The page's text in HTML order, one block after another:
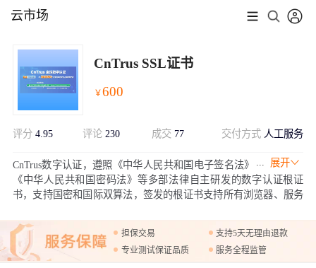
云市场
CnTrus SSL证书
￥600
评分 4.95 评论 230 成交 77 交付方式 人工服务
展开
CnTrus数字认证，遵照《中华人民共和国电子签名法》
《中华人民共和国密码法》等多部法律自主研发的数字认证根证
书，支持国密和国际双算法，签发的根证书支持所有浏览器、服务
担保交易
支持5天无理由退款
专业测试保证品质
服务全程监管